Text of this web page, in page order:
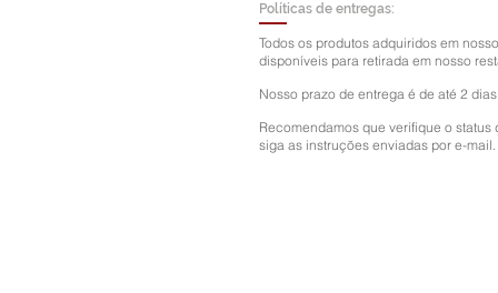
Políticas de entregas:
Todos os produtos adquiridos em
disponíveis para retirada em nosso
Nosso prazo de entrega é de até 2
Recomendamos que verifique o status
siga as instruções enviadas por e-mail.